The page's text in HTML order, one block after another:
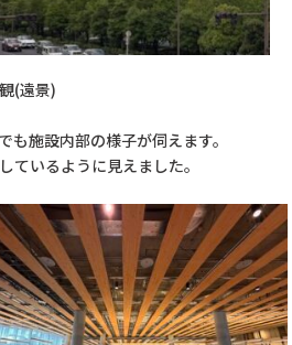
)
施設内部の様子が伺えます。
いるように見えました。